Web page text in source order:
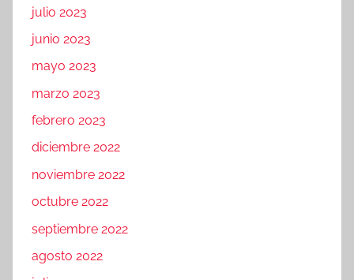
julio 2023
junio 2023
mayo 2023
marzo 2023
febrero 2023
diciembre 2022
noviembre 2022
octubre 2022
septiembre 2022
agosto 2022